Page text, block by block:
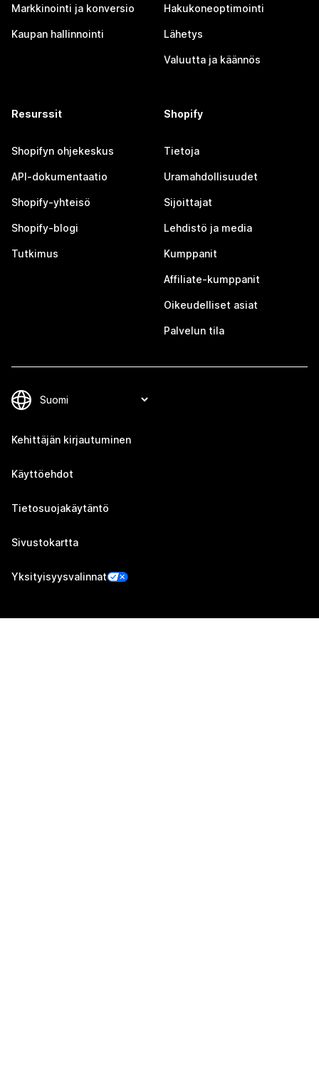
Markkinointi ja konversio
Kaupan hallinnointi
Hakukoneoptimointi
Lähetys
Valuutta ja käännös
Resurssit
Shopifyn ohjekeskus
API-dokumentaatio
Shopify-yhteisö
Shopify-blogi
Tutkimus
Shopify
Tietoja
Uramahdollisuudet
Sijoittajat
Lehdistö ja media
Kumppanit
Affiliate-kumppanit
Oikeudelliset asiat
Palvelun tila
Kehittäjän kirjautuminen
Käyttöehdot
Tietosuojakäytäntö
Sivustokartta
Yksityisyysvalinnat